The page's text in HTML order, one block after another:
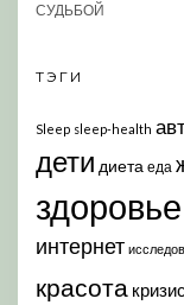
СУДЬБОЙ
ТЭГИ
Sleep sleep-health
дети диета еда
здоровье
интернет
красота кризис